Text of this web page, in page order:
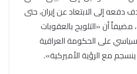
إلى الابتعاد عن إيران، حتى
أن «التلويح بالعقوبات
على الحكومة العراقية
مع الرؤية الأميركية».